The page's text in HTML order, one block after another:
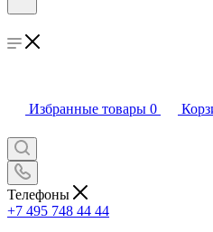
Избранные товары 0
Телефоны
+7 495 748 44 44